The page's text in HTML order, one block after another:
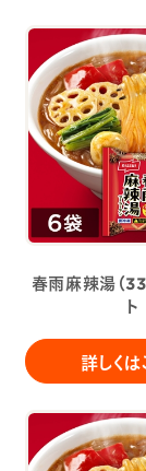
春雨麻辣湯（
ト
詳しくは